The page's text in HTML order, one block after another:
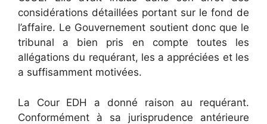
considérations détaillées portant sur le fond de
l’affaire. Le Gouvernement soutient donc que le
tribunal a bien pris en compte toutes les
allégations du requérant, les a appréciées et les
a suffisamment motivées.
La Cour EDH a donné raison au requérant.
Conformément à sa jurisprudence antérieure